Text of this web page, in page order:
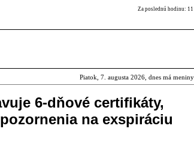
Za poslednú hodinu: 11
Piatok, 7. augusta 2026, dnes má meniny
6-dňové certifikáty,
na exspiráciu